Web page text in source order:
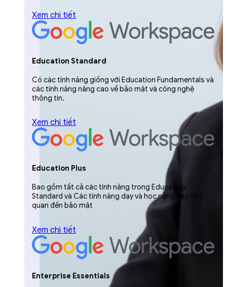
Xem chi tiết
Education Standard
Có các tính năng giống với Education Fundamentals và
các tính năng nâng cao về bảo mật và công nghệ
thông tin.
Xem chi tiết
Education Plus
Bao gồm tất cả các tính năng trong Education
Standard và Các tính năng dạy và học nâng cao liên
quan đến bảo mật
Xem chi tiết
Enterprise Essentials